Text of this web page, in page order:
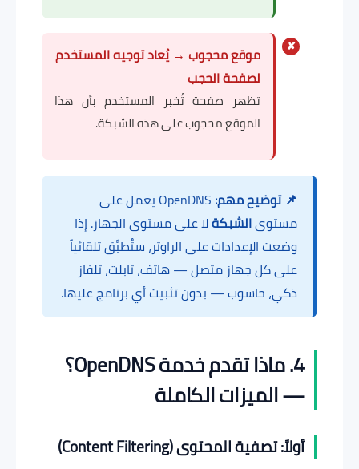
✘
موقع محجوب → يُعاد توجيه المستخدم
لصفحة الحجب
تظهر صفحة تُخبر المستخدم بأن هذا
الموقع محجوب على هذه الشبكة.
📌 توضيح مهم:
OpenDNS يعمل على
مستوىالشبكةلا على مستوى الجهاز. إذا
وضعت الإعدادات على الراوتر، ستُطبَّق تلقائياً
على كل جهاز متصل — هاتف، تابلت، تلفاز
ذكي، حاسوب — بدون تثبيت أي برنامج عليها.
4. ماذا تقدم خدمة OpenDNS؟
— الميزات الكاملة
أولاً: تصفية المحتوى (Content Filtering)